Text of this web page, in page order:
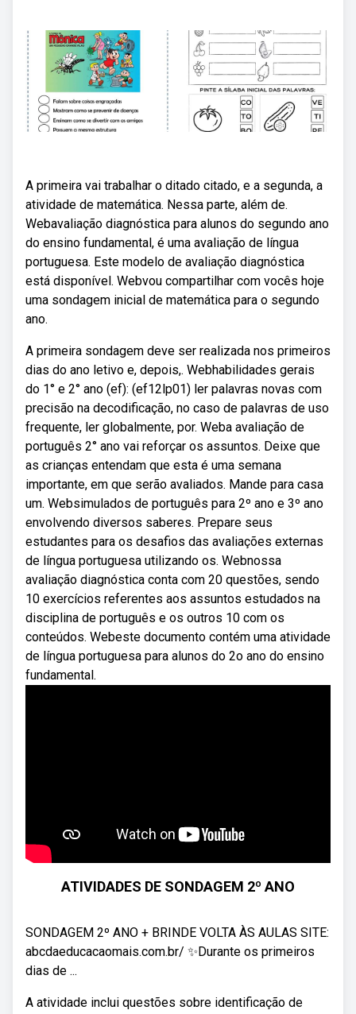
A primeira vai trabalhar o ditado citado, e a segunda, a
atividade de matemática. Nessa parte, além de.
Webavaliação diagnóstica para alunos do segundo ano
do ensino fundamental, é uma avaliação de língua
portuguesa. Este modelo de avaliação diagnóstica
está disponível. Webvou compartilhar com vocês hoje
uma sondagem inicial de matemática para o segundo
ano.
A primeira sondagem deve ser realizada nos primeiros
dias do ano letivo e, depois,. Webhabilidades gerais
do 1° e 2° ano (ef): (ef12lp01) ler palavras novas com
precisão na decodificação, no caso de palavras de uso
frequente, ler globalmente, por. Weba avaliação de
português 2° ano vai reforçar os assuntos. Deixe que
as crianças entendam que esta é uma semana
importante, em que serão avaliados. Mande para casa
um. Websimulados de português para 2º ano e 3º ano
envolvendo diversos saberes. Prepare seus
estudantes para os desafios das avaliações externas
de língua portuguesa utilizando os. Webnossa
avaliação diagnóstica conta com 20 questões, sendo
10 exercícios referentes aos assuntos estudados na
disciplina de português e os outros 10 com os
conteúdos. Webeste documento contém uma atividade
de língua portuguesa para alunos do 2o ano do ensino
fundamental.
ATIVIDADES DE SONDAGEM 2º ANO
SONDAGEM 2º ANO + BRINDE VOLTA ÀS AULAS SITE:
abcdaeducacaomais.com.br/ ✨Durante os primeiros
dias de ...
A atividade inclui questões sobre identificação de